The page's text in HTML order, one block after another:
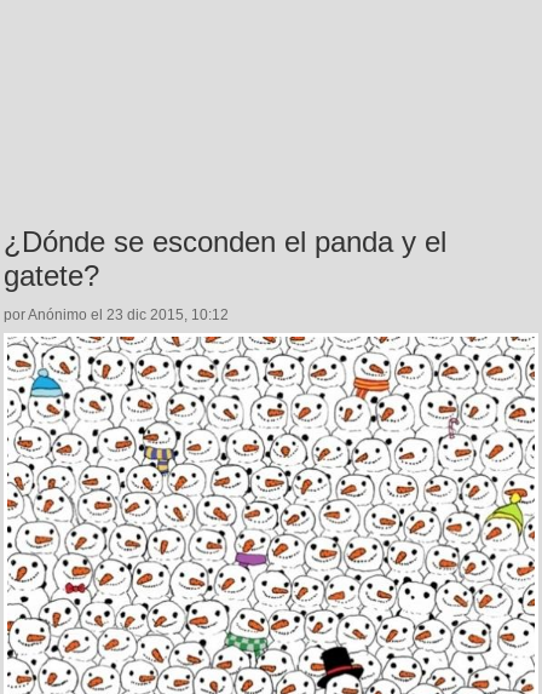
¿Dónde se esconden el panda y el
gatete?
por Anónimo el 23 dic 2015, 10:12